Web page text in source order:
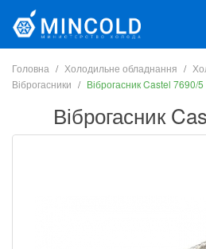
Головна Холодильне обладнання
Віброгасники
Віброгасник Castel 7690/5
Віброгасник